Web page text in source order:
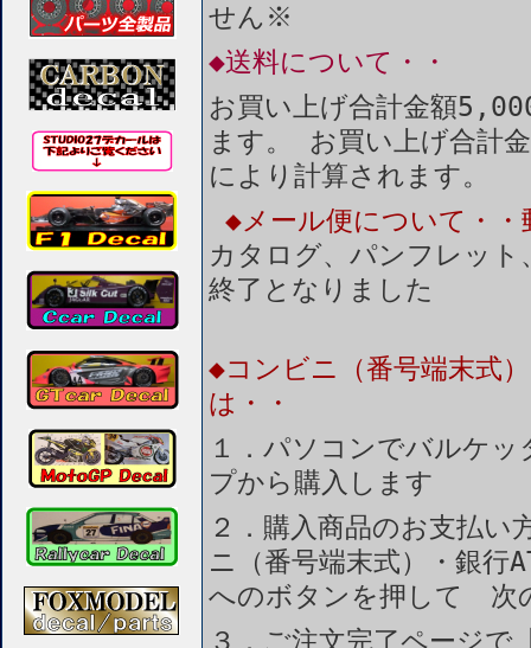
せん※
◆送料について・・
お買い上げ合計金額
ます。 お買い上げ合計
により計算されます。
◆メール便について・・
カタログ、パンフレッ
終了となりました
◆コンビニ（番号端末式
は・・
１．パソコンでバルケッ
プから購入します
２．購入商品のお支払
ニ（番号端末式）・銀
へのボタンを押して 次
３．ご注文完了ページで